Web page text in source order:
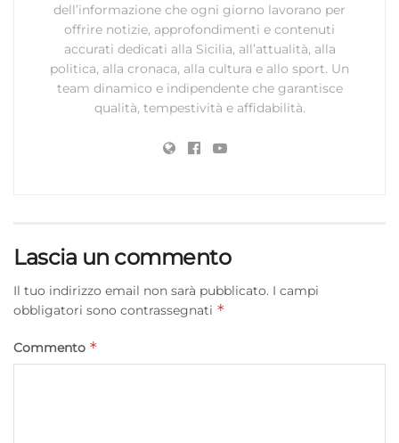
dell’informazione che ogni giorno lavorano per
offrire notizie, approfondimenti e contenuti
accurati dedicati alla Sicilia, all’attualità, alla
politica, alla cronaca, alla cultura e allo sport. Un
team dinamico e indipendente che garantisce
qualità, tempestività e affidabilità.
Lascia un commento
Il tuo indirizzo email non sarà pubblicato. I campi
obbligatori sono contrassegnati *
Commento *